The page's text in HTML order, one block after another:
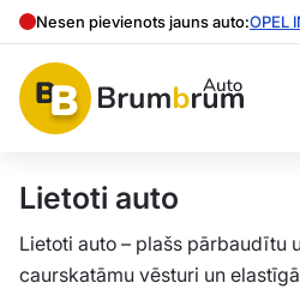
Nesen pievienots jauns auto:OPEL
Lietoti auto
Lietoti auto – plašs pārbaudītu
caurskatāmu vēsturi un